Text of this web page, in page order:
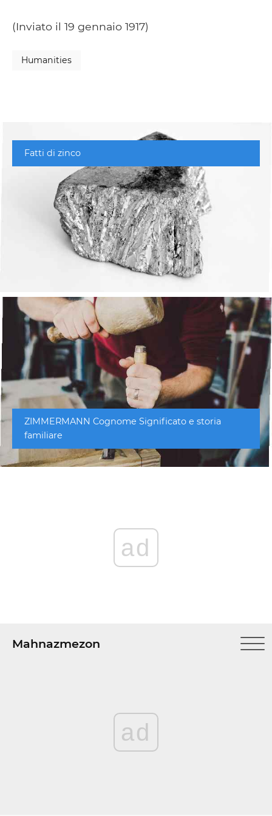
(Inviato il 19 gennaio 1917)
Humanities
Fatti di zinco
ZIMMERMANN Cognome Significato e storia
familiare
ad
Mahnazmezon
ad